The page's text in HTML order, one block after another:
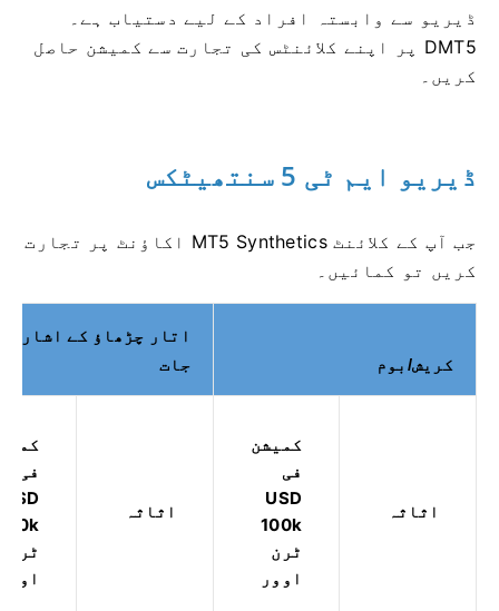
ڈیریو سے وابستہ افراد کے لیے دستیاب ہے۔
DMT5 پر اپنے کلائنٹس کی تجارت سے کمیشن حاصل
کریں۔
ڈیریو ایم ٹی 5 سنتھیٹکس
جب آپ کے کلائنٹ MT5 Synthetics اکاؤنٹ پر تجارت
کریں تو کمائیں۔
کریش/بوم
اتار چڑھاؤ کے اشاریہ
جات
اثاثہ
کمیشن
فی
USD
100k
ٹرن
اوور
اثاثہ
فی
USD
ٹرن